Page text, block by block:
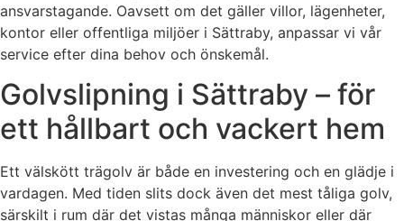
ansvarstagande. Oavsett om det gäller villor, lägenheter,
kontor eller offentliga miljöer i Sättraby, anpassar vi vår
service efter dina behov och önskemål.
Golvslipning i Sättraby – för
ett hållbart och vackert hem
Ett välskött trägolv är både en investering och en glädje i
vardagen. Med tiden slits dock även det mest tåliga golv,
särskilt i rum där det vistas många människor eller där